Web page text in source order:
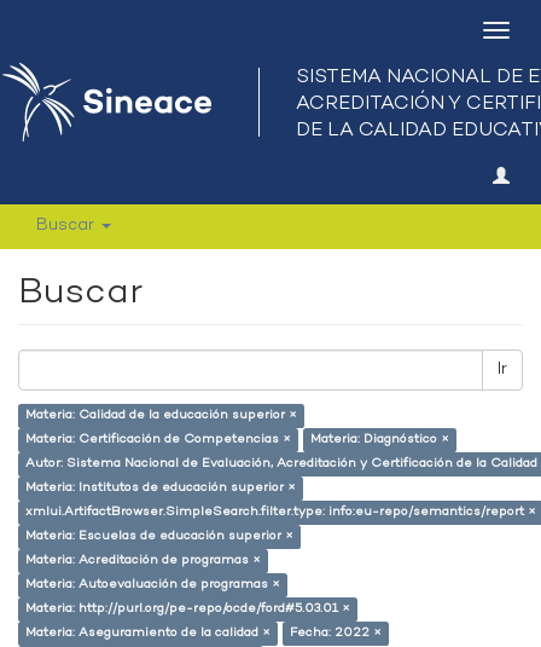
Buscar
Buscar
Ir
Materia: Calidad de la educación superior ×
Materia: Certificación de Competencias ×
Materia: Diagnóstico ×
Autor: Sistema Nacional de Evaluación, Acreditación y Certificación de la
Materia: Institutos de educación superior ×
xmlui.ArtifactBrowser.SimpleSearch.filter.type: info:eu-repo/semantics/report ×
Materia: Escuelas de educación superior ×
Materia: Acreditación de programas ×
Materia: Autoevaluación de programas ×
Materia: http://purl.org/pe-repo/ocde/ford#5.03.01 ×
Materia: Aseguramiento de la calidad ×
Fecha: 2022 ×